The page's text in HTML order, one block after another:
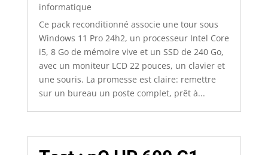
informatique
Ce pack reconditionné associe une tour sous
Windows 11 Pro 24h2, un processeur Intel Core
i5, 8 Go de mémoire vive et un SSD de 240 Go,
avec un moniteur LCD 22 pouces, un clavier et
une souris. La promesse est claire: remettre
sur un bureau un poste complet, prêt à...